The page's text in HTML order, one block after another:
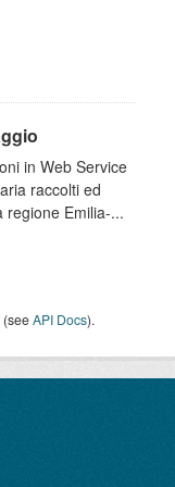
in Web Service
raccolti ed
regione Emilia-...
(seeAPI Docs).